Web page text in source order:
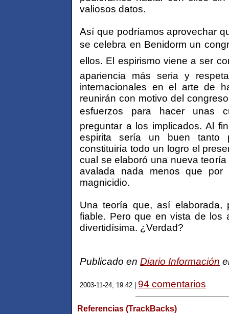
valiosos datos.
Así que podríamos aprovechar
se celebra en Benidorm un
ellos. El espirismo viene a ser
apariencia más seria y
internacionales en el arte de
reunirán con motivo del
esfuerzos para hacer unas
preguntar a los implicados. Al
espirita sería un buen tanto
constituiría todo un logro el
cual se elaboró una nueva
avalada nada menos que por
magnicidio.
Una teoría que, así elaborada,
fiable. Pero que en vista de los
divertidísima. ¿Verdad?
Publicado en Diario Información
2003-11-24, 19:42 | 94 comentarios
Referencias (TrackBacks)